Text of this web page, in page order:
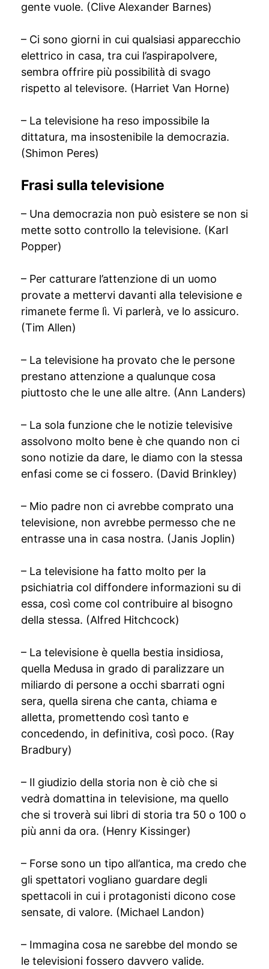
gente vuole. (Clive Alexander Barnes)
– Ci sono giorni in cui qualsiasi apparecchio
elettrico in casa, tra cui l’aspirapolvere,
sembra offrire più possibilità di svago
rispetto al televisore. (Harriet Van Horne)
– La televisione ha reso impossibile la
dittatura, ma insostenibile la democrazia.
(Shimon Peres)
Frasi sulla televisione
– Una democrazia non può esistere se non si
mette sotto controllo la televisione. (Karl
Popper)
– Per catturare l’attenzione di un uomo
provate a mettervi davanti alla televisione e
rimanete ferme lì. Vi parlerà, ve lo assicuro.
(Tim Allen)
– La televisione ha provato che le persone
prestano attenzione a qualunque cosa
piuttosto che le une alle altre. (Ann Landers)
– La sola funzione che le notizie televisive
assolvono molto bene è che quando non ci
sono notizie da dare, le diamo con la stessa
enfasi come se ci fossero. (David Brinkley)
– Mio padre non ci avrebbe comprato una
televisione, non avrebbe permesso che ne
entrasse una in casa nostra. (Janis Joplin)
– La televisione ha fatto molto per la
psichiatria col diffondere informazioni su di
essa, così come col contribuire al bisogno
della stessa. (Alfred Hitchcock)
– La televisione è quella bestia insidiosa,
quella Medusa in grado di paralizzare un
miliardo di persone a occhi sbarrati ogni
sera, quella sirena che canta, chiama e
alletta, promettendo così tanto e
concedendo, in definitiva, così poco. (Ray
Bradbury)
– Il giudizio della storia non è ciò che si
vedrà domattina in televisione, ma quello
che si troverà sui libri di storia tra 50 o 100 o
più anni da ora. (Henry Kissinger)
– Forse sono un tipo all’antica, ma credo che
gli spettatori vogliano guardare degli
spettacoli in cui i protagonisti dicono cose
sensate, di valore. (Michael Landon)
– Immagina cosa ne sarebbe del mondo se
le televisioni fossero davvero valide.